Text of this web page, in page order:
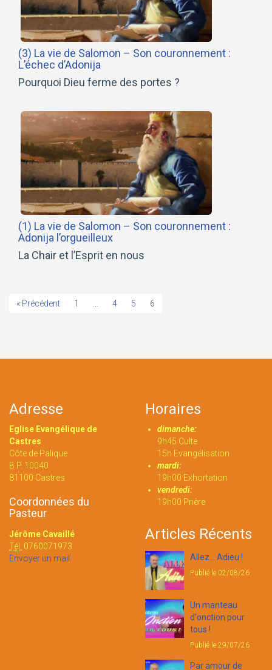
(3) La vie de Salomon – Son couronnement :
L’échec d’Adonija
Pourquoi Dieu ferme des portes ?
(1) La vie de Salomon – Son couronnement :
Adonija l’orgueilleux
La Chair et l’Esprit en nous
« Précédent 1 4 5 6
Adresse
Eglise Evangélique de
Castres
Côte de Palique
B.P. 10040
81100 Castres
Coordonnées du
Pasteur
Jérôme Cavaillé
Tél: 0760071973
Envoyer un mail
Horaires
dimanche:
9h45 Culte
15h Evangélisation
mardi:
19h00 Exhortation
vendredi:
19h00 Prière
Articles Récents
Allez... Adieu !
Publié le 02/08/26
Un manteau
d'onction pour
tous !
Publié le 29/07/26
Par amour de